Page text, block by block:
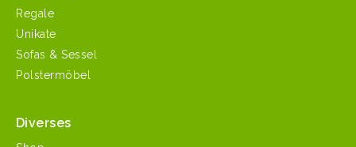
Regale
Unikate
Sofas & Sessel
Polstermöbel
Diverses